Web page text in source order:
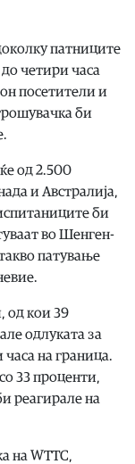
патниците
четири часа
посетители и
би
од 2.500
и Австралија,
би
во Шенген-
патување
од кои 39
одлуката за
на граница.
33 проценти,
реагирале на
на WTTC,